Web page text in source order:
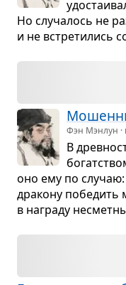
Но слу­ча­лось не
и не встре­ти­лись
Фэн Мэнлун ·
В
оно ему по
дра­кону побе­дить
в награду